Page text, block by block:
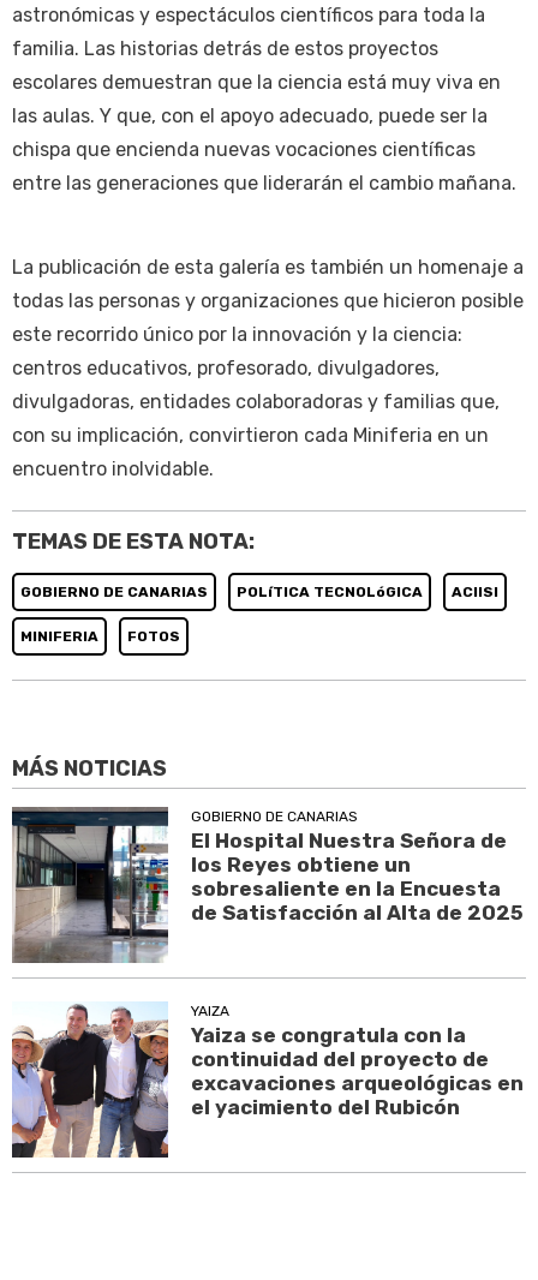
astronómicas y espectáculos científicos para toda la
familia. Las historias detrás de estos proyectos
escolares demuestran que la ciencia está muy viva en
las aulas. Y que, con el apoyo adecuado, puede ser la
chispa que encienda nuevas vocaciones científicas
entre las generaciones que liderarán el cambio mañana.
La publicación de esta galería es también un homenaje a
todas las personas y organizaciones que hicieron posible
este recorrido único por la innovación y la ciencia:
centros educativos, profesorado, divulgadores,
divulgadoras, entidades colaboradoras y familias que,
con su implicación, convirtieron cada Miniferia en un
encuentro inolvidable.
TEMAS DE ESTA NOTA:
GOBIERNO DE CANARIAS POLíTICA TECNOLóGICA ACIISI
MINIFERIA FOTOS
MÁS NOTICIAS
GOBIERNO DE CANARIAS
El Hospital Nuestra Señora de
los Reyes obtiene un
sobresaliente en la Encuesta
de Satisfacción al Alta de 2025
YAIZA
Yaiza se congratula con la
continuidad del proyecto de
excavaciones arqueológicas en
el yacimiento del Rubicón